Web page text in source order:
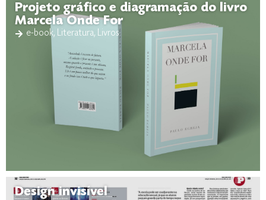
Projeto gráfico e diagramação do livro
Marcela Onde For
e-book, Literatura, Livros
Design invisível